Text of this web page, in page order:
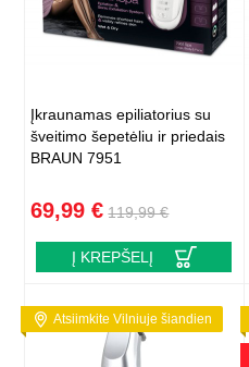
Įkraunamas epiliatorius su
šveitimo šepetėliu ir priedais
BRAUN 7951
69,99 € 119,99 €
Į KREPŠELĮ
Atsiimkite Vilniuje šiandien